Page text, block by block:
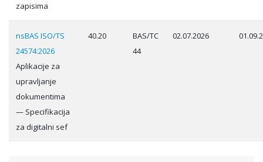
zapisima
nsBAS ISO/TS
24574:2026
Aplikacije za
upravljanje
dokumentima
— Specifikacija
za digitalni sef
40.20
BAS/TC
44
02.07.2026